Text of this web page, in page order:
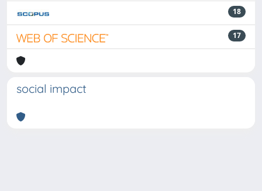
18
17
social impact